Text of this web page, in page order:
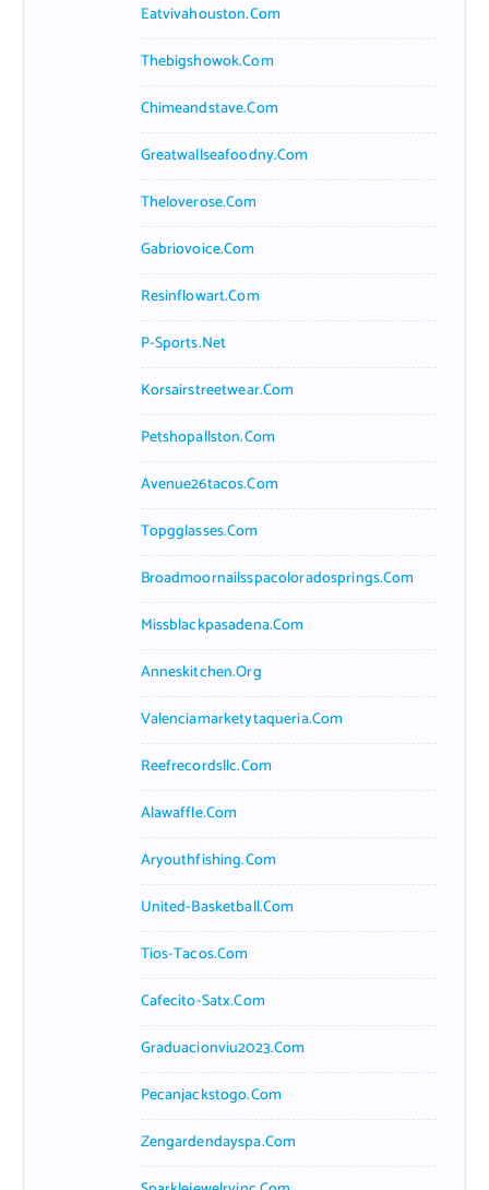
Eatvivahouston.com
Thebigshowok.com
Chimeandstave.com
Greatwallseafoodny.com
Theloverose.com
Gabriovoice.com
Resinflowart.com
P-Sports.net
Korsairstreetwear.com
Petshopallston.com
Avenue26tacos.com
Topgglasses.com
Broadmoornailsspacoloradosprings.com
Missblackpasadena.com
Anneskitchen.org
Valenciamarketytaqueria.com
Reefrecordsllc.com
Alawaffle.com
Aryouthfishing.com
United-Basketball.com
Tios-Tacos.com
Cafecito-Satx.com
Graduacionviu2023.com
Pecanjackstogo.com
Zengardendayspa.com